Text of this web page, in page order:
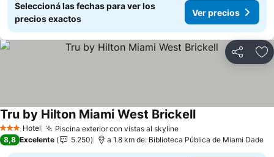
Seleccioná las fechas para ver los
precios exactos
Ver precios
Compartir
3 Estrellas
Hotel Piscina exterior con vistas al skylineVer precios
Tru by Hilton Miami West BrickellVer precios
8,8 Excelente 5.250 a 1.8 km de: Biblioteca Pública de Miami Dade